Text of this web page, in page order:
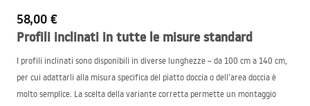
58,00 €
Profili inclinati in tutte le misure standard
I profili inclinati sono disponibili in diverse lunghezze – da 100 cm a 140 cm,
per cui adattarli alla misura specifica del piatto doccia o dell’area doccia è
molto semplice. La scelta della variante corretta permette un montaggio